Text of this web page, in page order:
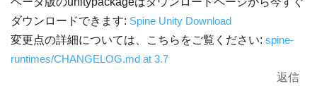
ダウンロードできます: Spine Unity Download
変更点の詳細については、こちらをご覧ください: spine-
runtimes/CHANGELOG.md at 3.7
返信